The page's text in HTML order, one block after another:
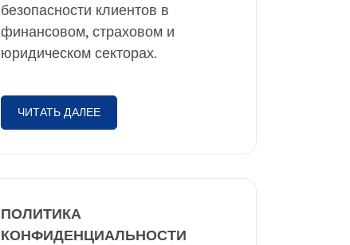
безопасности клиентов в
финансовом, страховом и
юридическом секторах.
ЧИТАТЬ ДАЛЕЕ
ПОЛИТИКА
КОНФИДЕНЦИАЛЬНОСТИ